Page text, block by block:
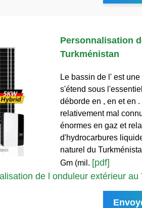
Personnalisation
Turkménistan
Le bassin de l' est
s'étend sous
déborde en , en et en
relativement mal
énormes en gaz et
d'hydrocarbures
naturel du
Gm (mil. [pdf]
de l onduleur extérieur au